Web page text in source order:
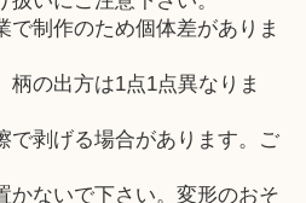
制作のため個体差がありま
の出方は1点1点異なりま
剥げる場合があります。ご
ないで下さい。変形のおそ